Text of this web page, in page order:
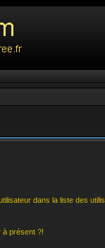
dans la liste des
à présent ?!